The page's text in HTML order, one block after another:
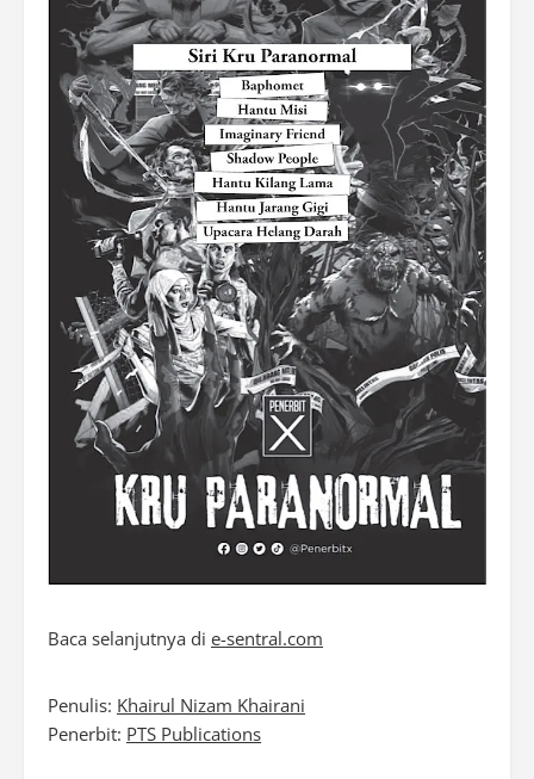
Baca selanjutnya di e-sentral.com
Penulis: Khairul Nizam Khairani
Penerbit: PTS Publications